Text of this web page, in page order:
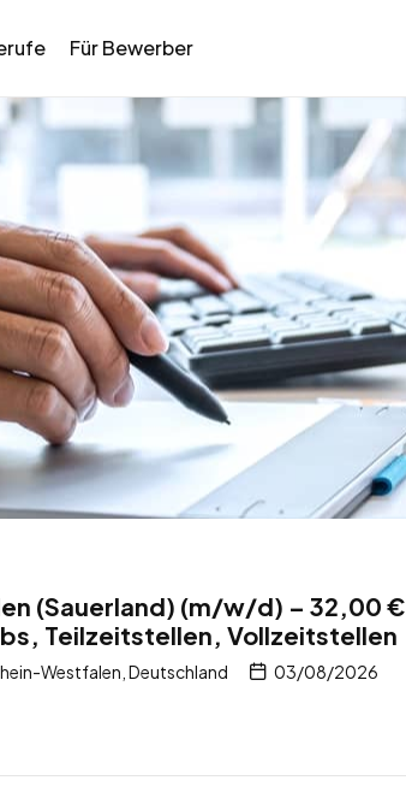
Für Bewerber
(Sauerland) (m/w/d) – 32,00 €
Teilzeitstellen, Vollzeitstellen
Westfalen, Deutschland 03/08/2026